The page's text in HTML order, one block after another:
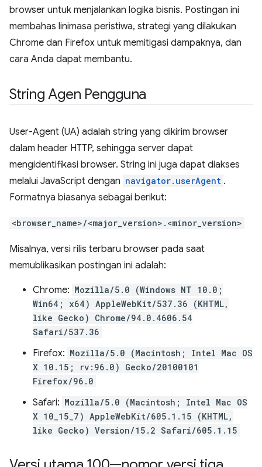
browser untuk menjalankan logika bisnis. Postingan ini
membahas linimasa peristiwa, strategi yang dilakukan
Chrome dan Firefox untuk memitigasi dampaknya, dan
cara Anda dapat membantu.
String Agen Pengguna
User-Agent (UA) adalah string yang dikirim browser
dalam header HTTP, sehingga server dapat
mengidentifikasi browser. String ini juga dapat diakses
melalui JavaScript dengan navigator.userAgent .
Formatnya biasanya sebagai berikut:
<browser_name>/<major_version>.<minor_version>
Misalnya, versi rilis terbaru browser pada saat
memublikasikan postingan ini adalah:
Chrome: Mozilla/5.0 (Windows NT 10.0;
Win64; x64) AppleWebKit/537.36 (KHTML,
like Gecko) Chrome/94.0.4606.54
Safari/537.36
Firefox: Mozilla/5.0 (Macintosh; Intel Mac OS
X 10.15; rv:96.0) Gecko/20100101
Firefox/96.0
Safari: Mozilla/5.0 (Macintosh; Intel Mac OS
X 10_15_7) AppleWebKit/605.1.15 (KHTML,
like Gecko) Version/15.2 Safari/605.1.15